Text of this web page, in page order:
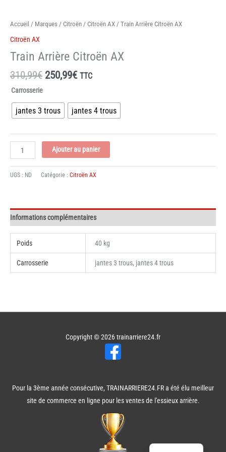
Accueil / Marques / Citroën / Citroën AX / Train Arrière Citroën AX
Citroën AX
Train Arrière Citroën AX
310,99€ Le
était :
310,99€.
250,99€Le
est :
250,99€.
TTC
Carrosserie
jantes 3 trous jantes 4 trous
quantité
de
Train
Arrière
Ajouter au panier
UGS : ND Catégorie : Citroën AX
Informations complémentaires
Poids 40 kg
Carrosserie jantes 3 trous, jantes 4 trous
Copyright © 2026trainarriere24.fr
Pour la 3ème année consécutive, TRAINARRIERE24.FR a été élu meilleur
site de commerce en ligne pour les ventes de l'essieux arrière.